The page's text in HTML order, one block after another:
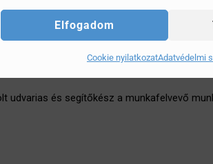
Elfogadom
Cookie nyilatkozatAdatvédelmi